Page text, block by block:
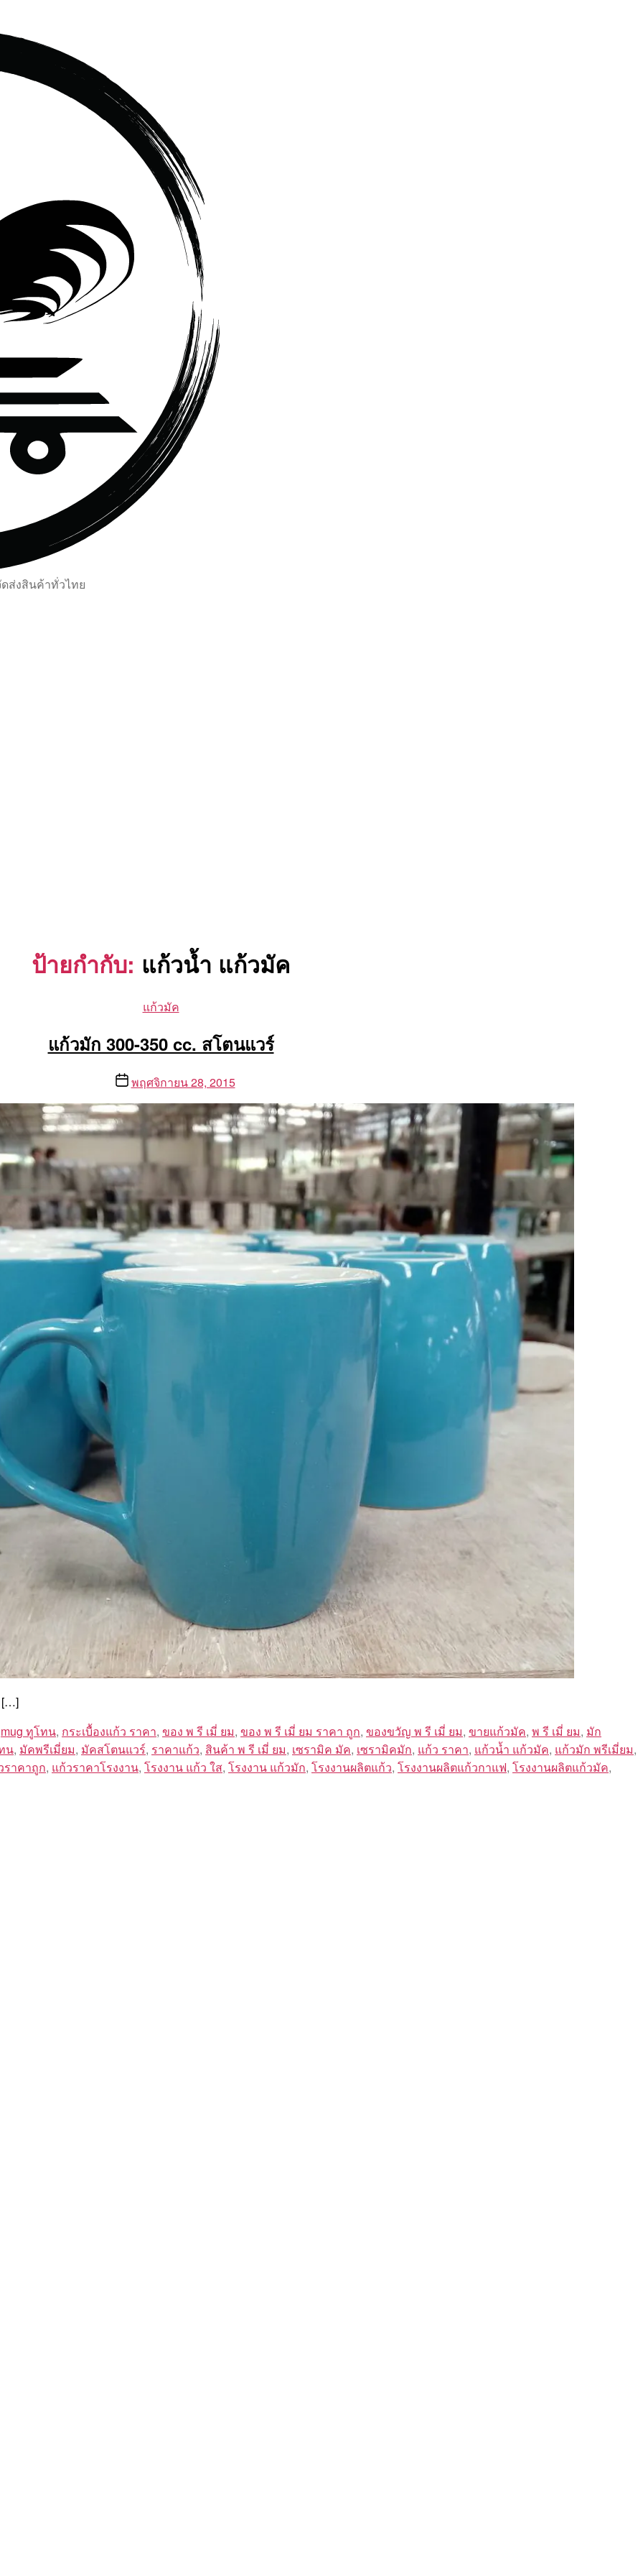
ส่งสินค้าทั่วไทย
ป้ายกำกับ: แก้วน้ำ แก้วมัค
Categories
แก้วมัค
แก้วมัก 300-350 cc. สโตนแวร์
Postพฤศจิกายน 28, 2015
[…]
mug ทูโทน, กระเบื้องแก้ว ราคา, ของ พ รี เมี่ ยม, ของ พ รี เมี่ ยม ราคา ถูก, ของขวัญ พ รี เมี่ ยม, ขายแก้วมัค, พ รี เมี่ ยม, มัก
น, มัคพรีเมี่ยม, มัคสโตนแวร์, ราคาแก้ว, สินค้า พ รี เมี่ ยม, เซรามิค มัค, เซรามิคมัก, แก้ว ราคา, แก้วน้ำ แก้วมัค, แก้วมัก พรีเมี่ยม,
ราคาถูก, แก้วราคาโรงงาน, โรงงาน แก้ว ใส, โรงงาน แก้วมัก, โรงงานผลิตแก้ว, โรงงานผลิตแก้วกาแฟ, โรงงานผลิตแก้วมัค,